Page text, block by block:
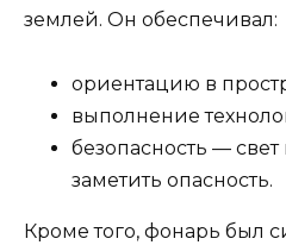
землей. Он обеспечивал:
ориентацию в
выполнение
безопасность —
заметить опасность.
Кроме того, фонарь был